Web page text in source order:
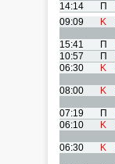
14:14 П
09:09
K
15:41 П
10:57
П
06:30
K
08:00 K
07:19 П
06:10
K
06:30 K